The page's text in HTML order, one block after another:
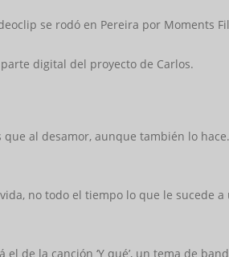
se rodó en Pereira por Moments
digital del proyecto de Carlos.
al desamor, aunque también lo
no todo el tiempo lo que le sucede
de la canción ‘Y qué’, un tema de